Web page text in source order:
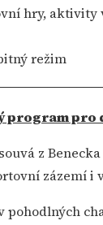
hry, aktivity
režim
program pro
z
zázemí i
pohodlných